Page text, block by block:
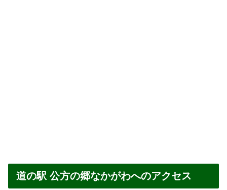
道の駅 公方の郷なかがわへのアクセス